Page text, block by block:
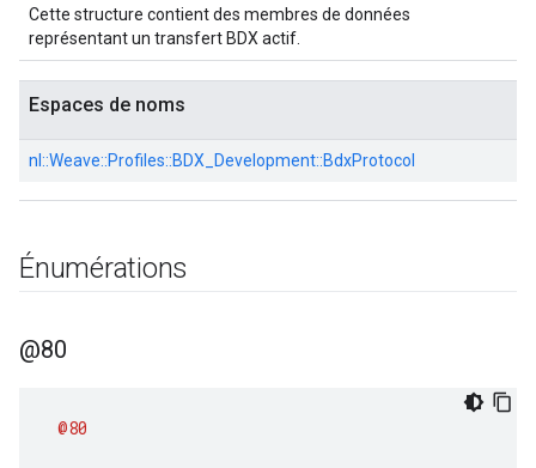
Cette structure contient des membres de données
représentant un transfert BDX actif.
Espaces de noms
nl::Weave::Profiles::BDX_Development::BdxProtocol
Énumérations
@80
@80